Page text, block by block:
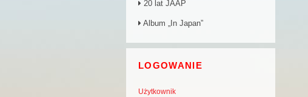
20 lat JAAP
Album „In Japan”
LOGOWANIE
Użytkownik